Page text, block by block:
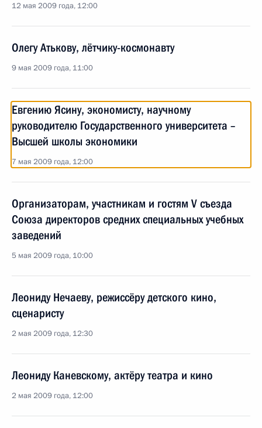
12 мая 2009 года, 12:00
Олегу Атькову, лётчику-космонавту
9 мая 2009 года, 11:00
Евгению Ясину, экономисту, научному
руководителю Государственного университета –
Высшей школы экономики
7 мая 2009 года, 12:00
Организаторам, участникам и гостям V съезда
Союза директоров средних специальных учебных
заведений
5 мая 2009 года, 10:00
Леониду Нечаеву, режиссёру детского кино,
сценаристу
2 мая 2009 года, 12:30
Леониду Каневскому, актёру театра и кино
2 мая 2009 года, 12:00